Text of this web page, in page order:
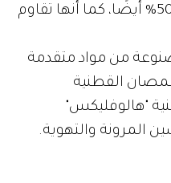
ويعني أنه يجف أسرع بنسبة 50% أيضًا، كما أنها تقاوم
من مواد متقدمة
القطنية
"هالوفليكس"
المرونة والتهوية.